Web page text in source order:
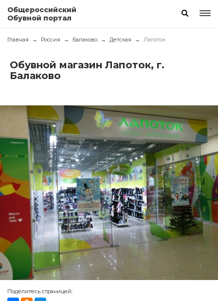
Общероссийский
Обувной портал
Главная Россия Балаково Детская Лапоток
Обувной магазин Лапоток, г.
Балаково
Поделитесь страницей: